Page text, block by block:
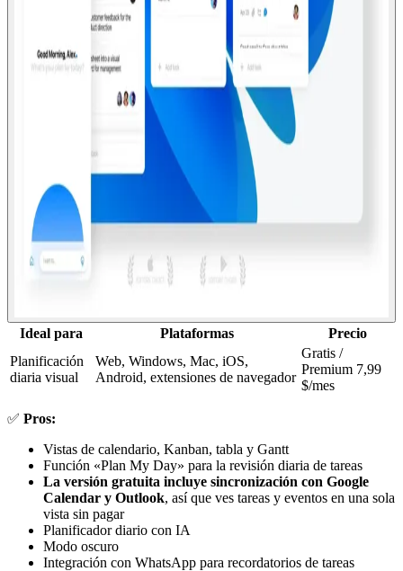
Ideal para Plataformas
Precio
Planificación
diaria visual
Web, Windows, Mac, iOS,
Android, extensiones de navegador
Gratis /
Premium 7,99
$/mes
✅ Pros:
Vistas de calendario, Kanban, tabla y Gantt
Función «Plan My Day» para la revisión diaria de tareas
La versión gratuita incluye sincronización con Google
Calendar y Outlook, así que ves tareas y eventos en una sola
vista sin pagar
Planificador diario con IA
Modo oscuro
Integración con WhatsApp para recordatorios de tareas